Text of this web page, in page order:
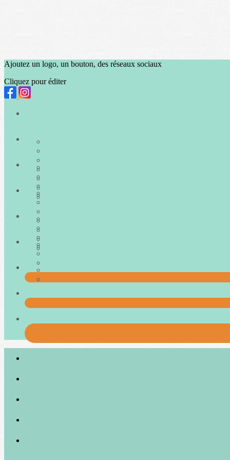
Ajoutez un logo, un bouton, des réseaux sociaux
Cliquez pour éditer